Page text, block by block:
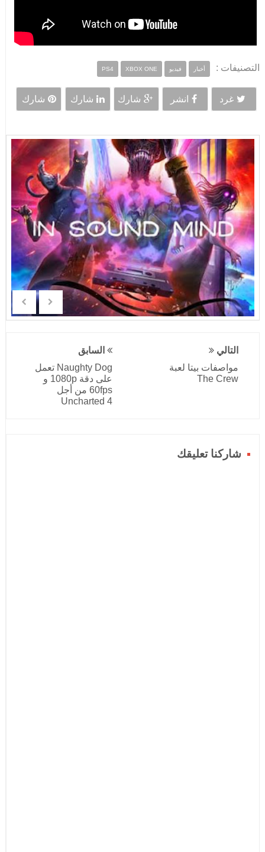
التصنيفات : أخبار فيديو PS4 XBOX ONE
غرد انشر شارك شارك شارك
التالي
مواصفات بيتا لعبة
The Crew
السابق
Naughty Dog تعمل
على دقة 1080p و
60fps من أجل
Uncharted 4
شاركنا تعليقك